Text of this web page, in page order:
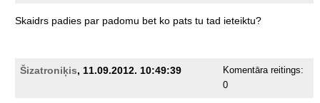
Skaidrs padies par padomu bet ko pats tu tad ieteiktu?
Šizatroniķis, 11.09.2012. 10:49:39
Komentāra reitings:
0